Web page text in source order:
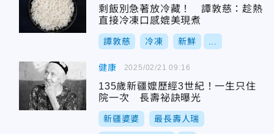
剩飯別急著放冷藏！ 譚敦慈：趁熱
直接冷凍口感媲美現煮
譚敦慈 冷凍 新鮮
健康
135歲新疆嬤歷經3世紀！一生只住
院一次 長壽祕訣曝光
新疆婆婆 最長壽人瑞
2025/02/21 09:16